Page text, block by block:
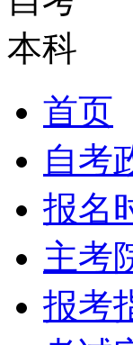
首页
自考
报名
主考
报考